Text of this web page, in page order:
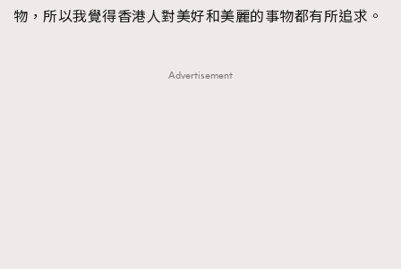
物，所以我覺得香港人對美好和美麗的事物都有所追求。
Advertisement